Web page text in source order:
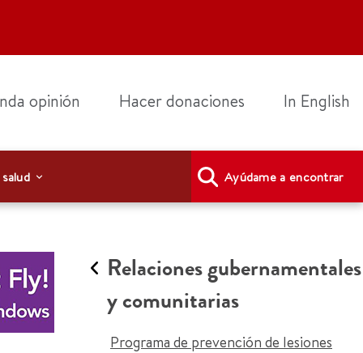
opinión Hacer donaciones In English
Ayúdame a encontrar
Relaciones gubernamentales
y comunitarias
Programa de prevención de lesiones